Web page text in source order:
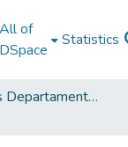
All of
DSpace
Statistics
Documentos Departamentales